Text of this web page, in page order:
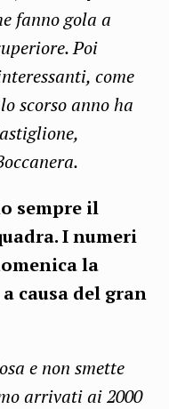
fanno gola a
Poi
come
scorso anno ha
sempre il
I numeri
la
causa del gran
e non smette
arrivati ai 2000